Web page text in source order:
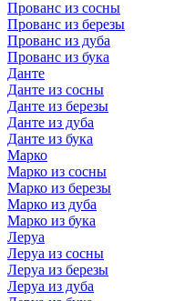
Прованс из сосны
Прованс из березы
Прованс из дуба
Прованс из бука
Данте
Данте из сосны
Данте из березы
Данте из дуба
Данте из бука
Марко
Марко из сосны
Марко из березы
Марко из дуба
Марко из бука
Леруа
Леруа из сосны
Леруа из березы
Леруа из дуба